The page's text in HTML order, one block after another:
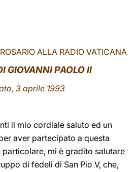
ALLA RADIO VATICANA
GIOVANNI PAOLO II
3 aprile 1993
il mio cordiale saluto ed un
aver partecipato a questa
particolare, mi è gradito salutare
di fedeli di San Pio V, che,